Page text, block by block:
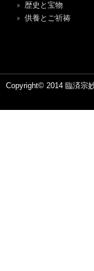
歴史と宝物
供養とご祈祷
Copyright© 2014 臨済宗